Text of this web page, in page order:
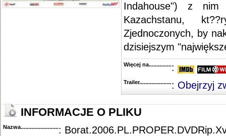
Indahouse") z
Kazachstanu,
Zjednoczonych, by
dzisiejszym
Więcej na........................................
:
Trailer...........................................
: Obejrzyj
INFORMACJE O PLIKU
Nazwa.............................................
: